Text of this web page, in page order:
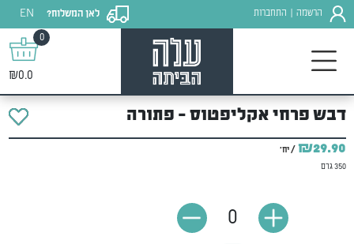
הרשמה התחברות לאן המשלוח?
EN
0
₪0.0
דבש פרחי אקליפטוס - פתורה
₪29.90 / יח'
350 גרם
0